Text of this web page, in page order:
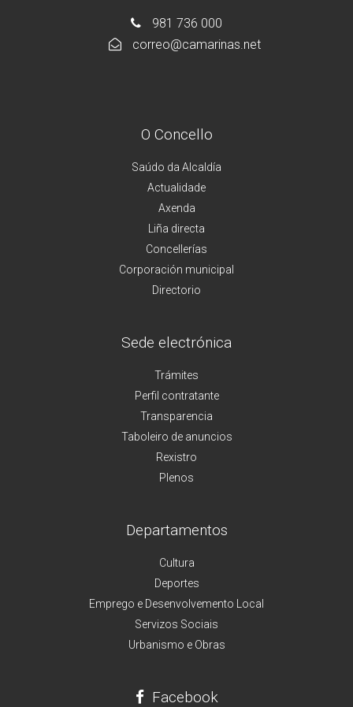
981 736 000
correo@camarinas.net
O Concello
Saúdo da Alcaldía
Actualidade
Axenda
Liña directa
Concellerías
Corporación municipal
Directorio
Sede electrónica
Trámites
Perfil contratante
Transparencia
Taboleiro de anuncios
Rexistro
Plenos
Departamentos
Cultura
Deportes
Emprego e Desenvolvemento Local
Servizos Sociais
Urbanismo e Obras
Facebook